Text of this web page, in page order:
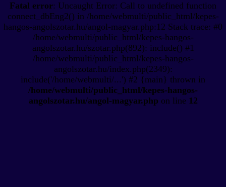
Fatal error: Uncaught Error: Call to undefined function
connect_dbEng2() in /home/webmulti/public_html/kepes-
hangos-angolszotar.hu/angol-magyar.php:12 Stack trace: #0
/home/webmulti/public_html/kepes-hangos-
angolszotar.hu/szotar.php(892): include() #1
/home/webmulti/public_html/kepes-hangos-
angolszotar.hu/index.php(2349):
include('/home/webmulti/...') #2 {main} thrown in
/home/webmulti/public_html/kepes-hangos-
angolszotar.hu/angol-magyar.php on line 12